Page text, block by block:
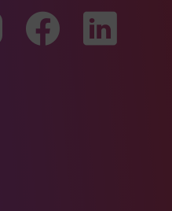
Zu
unserer
Zu
unserer